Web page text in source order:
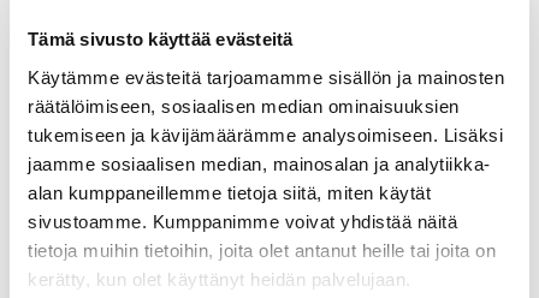
Tämä sivusto käyttää evästeitä
Käytämme evästeitä tarjoamamme sisällön ja mainosten
räätälöimiseen, sosiaalisen median ominaisuuksien
tukemiseen ja kävijämäärämme analysoimiseen. Lisäksi
jaamme sosiaalisen median, mainosalan ja analytiikka-
alan kumppaneillemme tietoja siitä, miten käytät
sivustoamme. Kumppanimme voivat yhdistää näitä
tietoja muihin tietoihin, joita olet antanut heille tai joita on
kerätty, kun olet käyttänyt heidän palvelujaan.
oikeus saattaa asianajopalkkiota koskeva erimielisyys
käsiteltäväksi Suomen Asianajajien
palkkioriitamenettelyssä.
Toimeksiantajalla on mahdollisuus tarvittaessa
kannella asianajajan menettelystä Suomen
Asianajajien yhteydessä toimivalle
valvontalautakunnalle.
4.3.Toimeksiantosuhteeseen liittyviin riitaisuuksiin